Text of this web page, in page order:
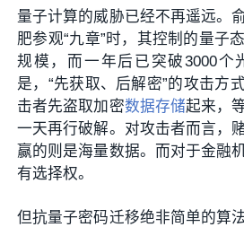
量子计算的威胁已经不再遥远。
肥参观“九章”时，其控制的量子
规模，而一年后已突破3000个
是，“先获取、后解密”的攻击
击者先盗取加密数据存储起来，
一天再行破解。对攻击者而言，
赢的则是海量数据。而对于金融
有选择权。
但抗量子密码迁移绝非简单的算